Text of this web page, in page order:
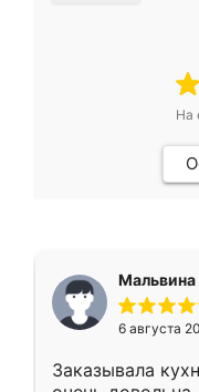
На
Мальвина
6 августа
Заказывала